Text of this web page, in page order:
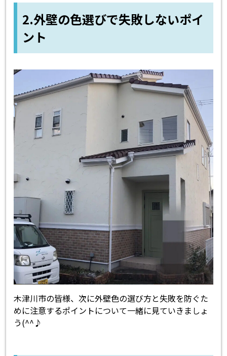
2.外壁の色選びで失敗しないポイ
ント
木津川市の皆様、次に外壁色の選び方と失敗を防ぐた
めに注意するポイントについて一緒に見ていきましょ
う(^^♪